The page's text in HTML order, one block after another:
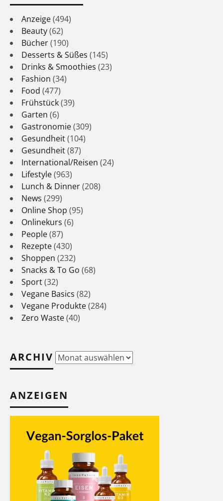
Anzeige(494)
Beauty(62)
Bücher(190)
Desserts & Süßes (145)
Drinks & Smoothies (23)
Fashion (34)
Food (477)
Frühstück(39)
Garten (6)
Gastronomie(309)
Gesundheit(104)
Gesundheit(87)
International/Reisen (24)
Lifestyle(963)
Lunch & Dinner(208)
News (299)
Online Shop (95)
Onlinekurs (6)
People(87)
Rezepte(430)
Shoppen (232)
Snacks & To Go (68)
Sport(32)
Vegane Basics (82)
Vegane Produkte(284)
Zero Waste(40)
ARCHIV Archiv
ANZEIGEN